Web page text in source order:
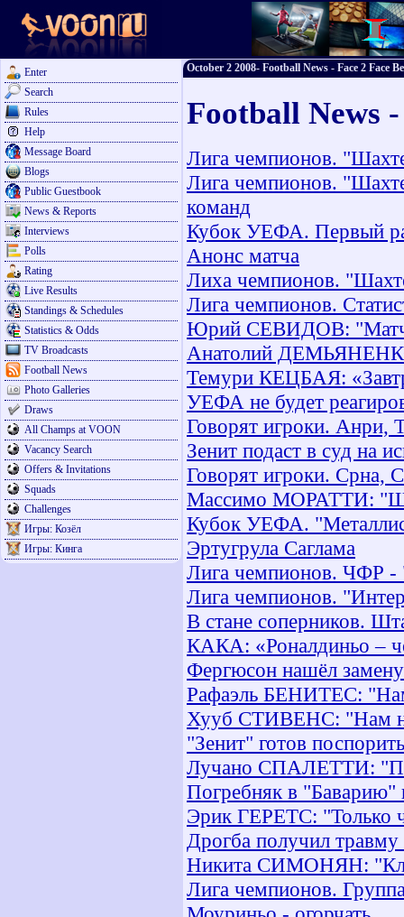
Enter
Search
Rules
Help
Message Board
Blogs
Public Guestbook
News & Reports
Interviews
Polls
Rating
Live Results
Standings & Schedules
Statistics & Odds
TV Broadcasts
Football News
Photo Galleries
Draws
All Champs at VOON
Vacancy Search
Offers & Invitations
Squads
Challenges
Игры: Козёл
Игры: Кинга
October 2 2008- Football News - Face 2 Face
Football News
Лига чемпионов.
Лига чемпионов.
команд
Кубок УЕФА. Первый
Анонс матча
Лиха чемпионов.
Лига чемпионов.
Юрий СЕВИДОВ: "Матч
Анатолий
Темури КЕЦБАЯ:
УЕФА не будет
Говорят игроки. Анри,
Зенит подаст в суд на
Говорят игроки. Срна,
Массимо МОРАТТИ:
Кубок УЕФА.
Эртугрула Саглама
Лига чемпионов. ЧФР -
Лига чемпионов.
В стане соперников.
КАКА: «Роналдиньо –
Фергюсон нашёл
Рафаэль БЕНИТЕС:
Хууб СТИВЕНС: "Нам не
"Зенит" готов
Лучано СПАЛЕТТИ:
Погребняк в "Баварию"
Эрик ГЕРЕТС: "Только
Дрогба получил
Никита СИМОНЯН:
Лига чемпионов.